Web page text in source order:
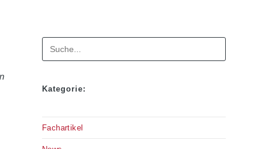
Kategorie:
Fachartikel